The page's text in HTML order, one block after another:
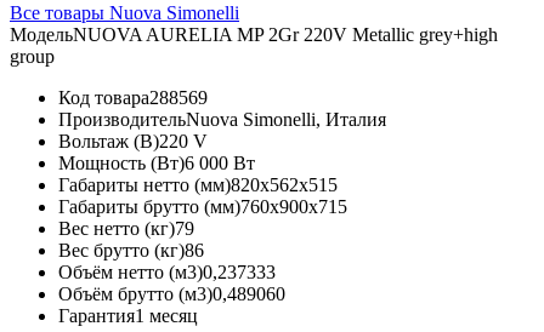
Все товары Nuova Simonelli
МодельNUOVA AURELIA MP 2Gr 220V Metallic grey+high
group
Код товара288569
ПроизводительNuova Simonelli, Италия
Вольтаж (В)220 V
Мощность (Вт)6 000 Вт
Габариты нетто (мм)820x562x515
Габариты брутто (мм)760x900x715
Вес нетто (кг)79
Вес брутто (кг)86
Объём нетто (м3)0,237333
Объём брутто (м3)0,489060
Гарантия1 месяц